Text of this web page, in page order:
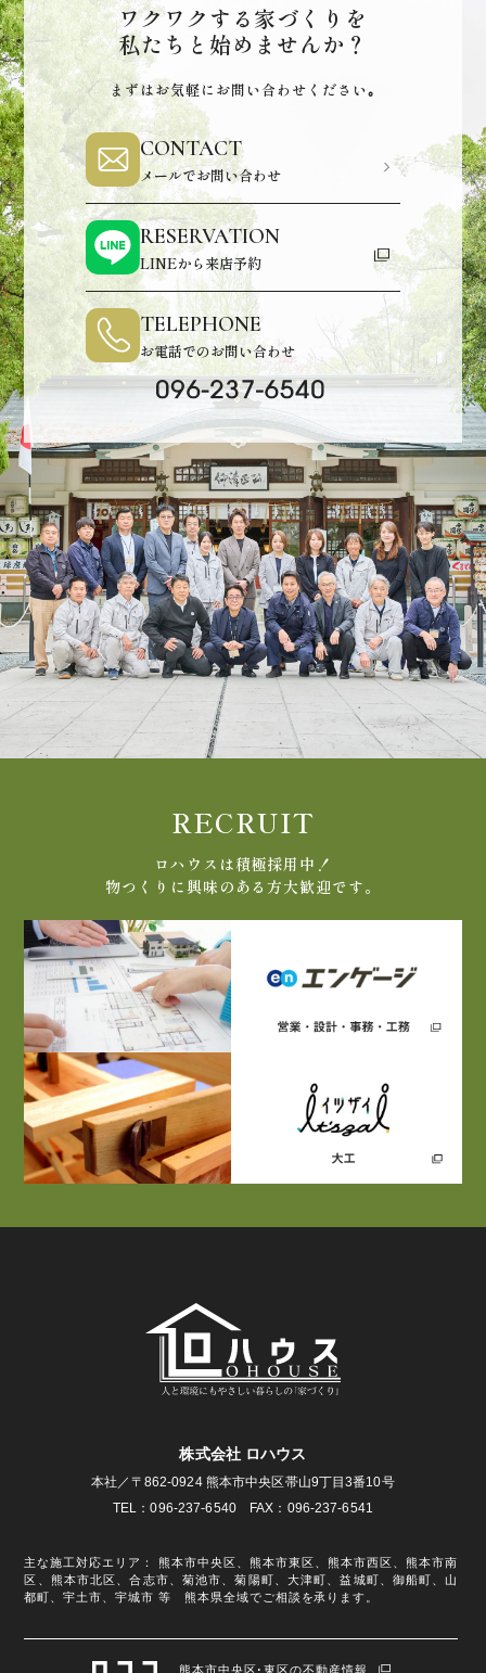
ワクワクする家づくりを
私たちと始めませんか？
まずはお気軽にお問い合わせください｡
CONTACT
メールでお問い合わせ
RESERVATION
LINEから来店予約
TELEPHONE
お電話でのお問い合わせ
RECRUIT
ロハウスは積極採用中！
物つくりに興味のある方大歓迎です。
株式会社 ロハウス
本社／〒862-0924 熊本市中央区帯山9丁目3番10号
TEL：096-237-6540 FAX：096-237-6541
主な施工対応エリア： 熊本市中央区、熊本市東区、熊本市西区、熊本市南
区、熊本市北区、合志市、菊池市、菊陽町、大津町、益城町、御船町、山
都町、宇土市、宇城市 等 熊本県全域でご相談を承ります。
熊本市中央区･東区の不動産情報